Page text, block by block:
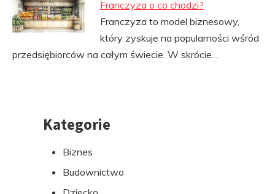
Franczyza o co chodzi?
Franczyza to model biznesowy,
który zyskuje na popularności wśród
przedsiębiorców na całym świecie. W skrócie…
PrzejdźKategorie
Biznes
Budownictwo